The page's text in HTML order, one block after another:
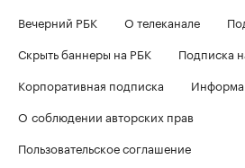
Вечерний РБК
О телеканале
Скрыть баннеры на РБК
Подписка
Корпоративная подписка
О соблюдении авторских прав
Пользовательское соглашение